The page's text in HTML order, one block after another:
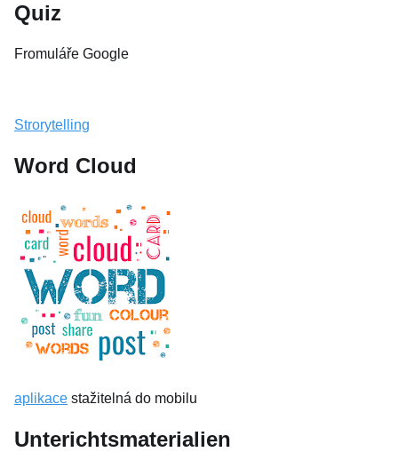
Quiz
Fromuláře Google
Strorytelling
Word Cloud
aplikace stažitelná do mobilu
Unterichtsmaterialien